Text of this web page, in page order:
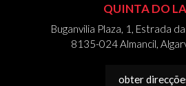
QUINTA DO
Buganvilia Plaza, 1, Estrada
8135-024 Almancil,
obter